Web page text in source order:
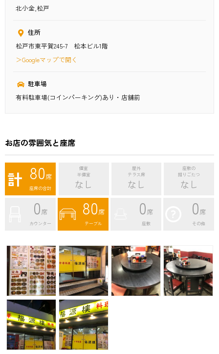
北小金,松戸
住所
松戸市東平賀245-7 松本ビル1階
＞Googleマップで開く
駐車場
有料駐車場(コインパーキング)あり・店舗前
お店の雰囲気と座席
計 80席
座席の合計
個室
半個室
なし
屋外
テラス席
なし
座敷の
掘りごたつ
なし
0席
カウンター
80席
テーブル
0席
座敷
0席
その他